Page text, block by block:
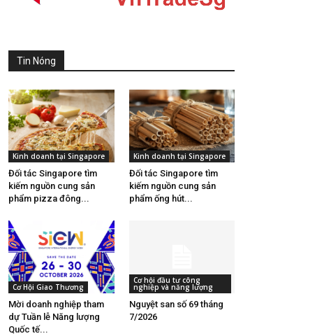
Tin Nóng
Kinh doanh tại Singapore
Đối tác Singapore tìm
kiếm nguồn cung sản
phẩm pizza đông...
Kinh doanh tại Singapore
Đối tác Singapore tìm
kiếm nguồn cung sản
phẩm ống hút...
Cơ Hội Giao Thương
Mời doanh nghiệp tham
dự Tuần lễ Năng lượng
Quốc tế...
Cơ hội đầu tư công
nghiệp và năng lượng
Nguyệt san số 69 tháng
7/2026